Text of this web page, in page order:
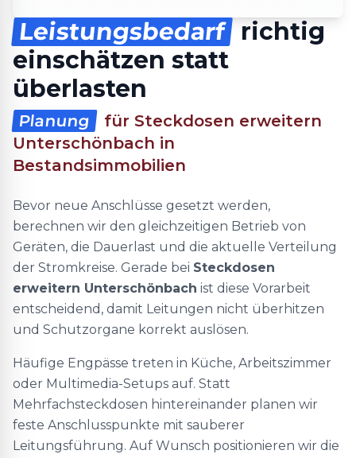
Leistungsbedarf richtig
einschätzen statt
überlasten
Planung
für Steckdosen erweitern
Unterschönbach in
Bestandsimmobilien
Bevor neue Anschlüsse gesetzt werden,
berechnen wir den gleichzeitigen Betrieb von
Geräten, die Dauerlast und die aktuelle Verteilung
der Stromkreise. Gerade bei Steckdosen
erweitern Unterschönbach ist diese Vorarbeit
entscheidend, damit Leitungen nicht überhitzen
und Schutzorgane korrekt auslösen.
Häufige Engpässe treten in Küche, Arbeitszimmer
oder Multimedia-Setups auf. Statt
Mehrfachsteckdosen hintereinander planen wir
feste Anschlusspunkte mit sauberer
Leitungsführung. Auf Wunsch positionieren wir die